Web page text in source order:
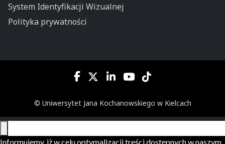
System Identyfikacji Wizualnej
Polityka prywatności
© Uniwersytet Jana Kochanowskiego w Kielcach
Informujemy, iż w celu optymalizacji treści dostępnych w naszym